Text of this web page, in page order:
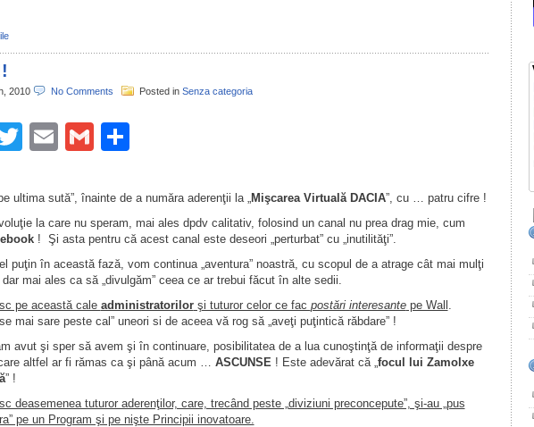
2010 No Comments Posted in Senza categoria
TwitterEmailGmail
ultima sută”, înainte de a număra aderenţii la „Mişcarea Virtuală DACIA”, cu … patru cifre !
la care nu speram, mai ales dpdv calitativ, folosind un canal nu prea drag mie, cum
! Şi asta pentru că acest canal este deseori „perturbat” cu „inutilităţi”.
puţin în această fază, vom continua „aventura” noastră, cu scopul de a atrage cât mai mulţi
mai ales ca să „divulgăm” ceea ce ar trebui făcut în alte sedii.
pe această cale administratorilorşi tuturor celor ce fac postări interesantepe Wall .
mai sare peste cal” uneori si de aceea vă rog să „aveţi puţintică răbdare” !
avut şi sper să avem şi în continuare, posibilitatea de a lua cunoştinţă de informaţii despre
altfel ar fi rămas ca şi până acum … ASCUNSE! Este adevărat că „focul lui Zamolxe
” !
deasemenea tuturor aderenţilor, care, trecând peste „diviziuni preconcepute”, şi-au „pus
pe un Program şi pe nişte Principii inovatoare.